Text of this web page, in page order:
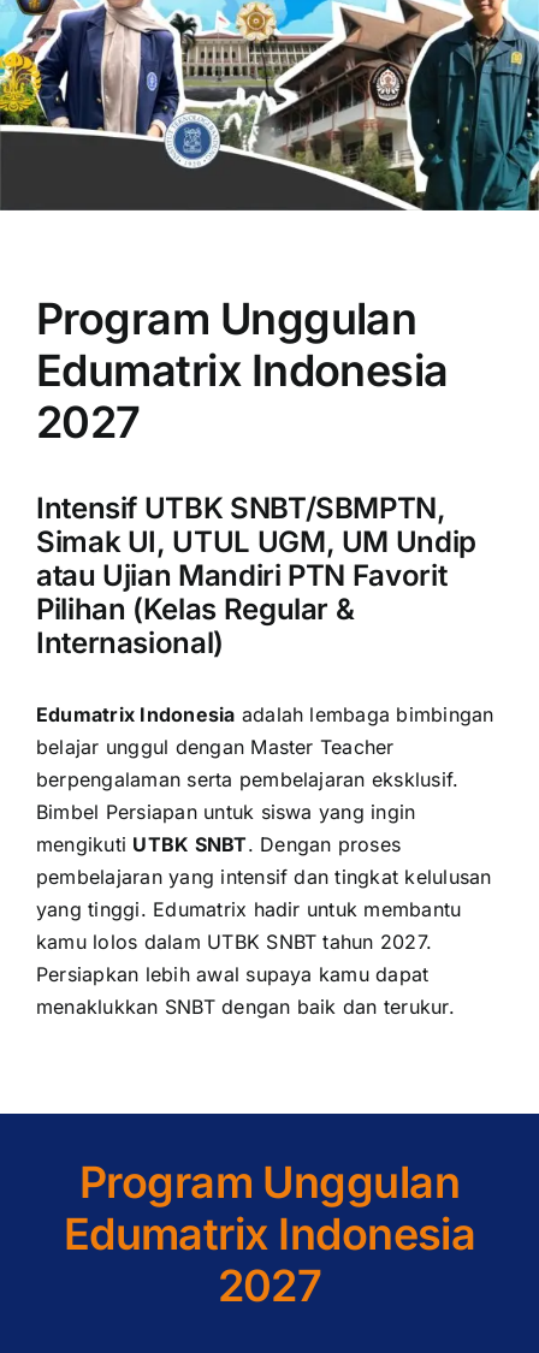
OUR PROGRAM
CONTACT US
Program Unggulan
Edumatrix Indonesia
2027
Intensif UTBK SNBT/SBMPTN,
Simak UI, UTUL UGM, UM Undip
atau Ujian Mandiri PTN Favorit
Pilihan (Kelas Regular &
Internasional)
Edumatrix Indonesia adalah lembaga bimbingan
belajar unggul dengan Master Teacher
berpengalaman serta pembelajaran eksklusif.
Bimbel Persiapan untuk siswa yang ingin
mengikuti UTBK SNBT. Dengan proses
pembelajaran yang intensif dan tingkat kelulusan
yang tinggi. Edumatrix hadir untuk membantu
kamu lolos dalam UTBK SNBT tahun 2027.
Persiapkan lebih awal supaya kamu dapat
menaklukkan SNBT dengan baik dan terukur.
Program Unggulan
Edumatrix Indonesia
2027